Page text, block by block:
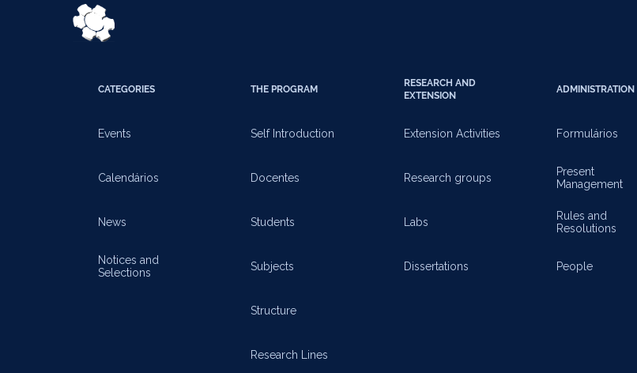
CATEGORIES
Events
Calendários
News
Notices and
Selections
THE PROGRAM
Self Introduction
Docentes
Students
Subjects
Structure
Research Lines
RESEARCH AND
EXTENSION
Extension Activities
Research groups
Labs
Dissertations
ADMINISTRATION
Formulários
Present
Management
Rules and
Resolutions
People